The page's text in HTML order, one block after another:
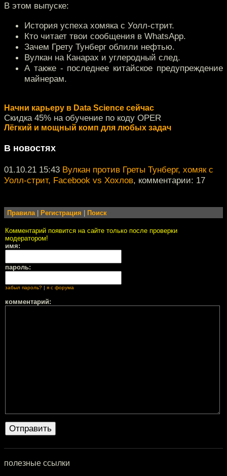
В этом выпуске:
История успеха хомяка с Уолл-cтрит.
Кто читает твои сообщения в WhatsApp.
Зачем Грету Тунберг облили нефтью.
Вулкан на Канарах и углеродный след.
А также - последнее китайское предупреждение
майнерам.
Начни карьеру в Data Science сейчас
Скидка 45% на обучение по коду OPER
Лёгкий и мощный комп для любых задач
В новостях
01.10.21 15:43 Вулкан против Греты Тунберг, хомяк с
Уолл-стрит, Facebook vs Хохлов, комментарии: 17
Правила| Регистрация Поиск
Комментарий появится на сайте только после проверки
модератором!
имя:
пароль:
забыл пароль? | я с форума
комментарий:
полезные ссылки